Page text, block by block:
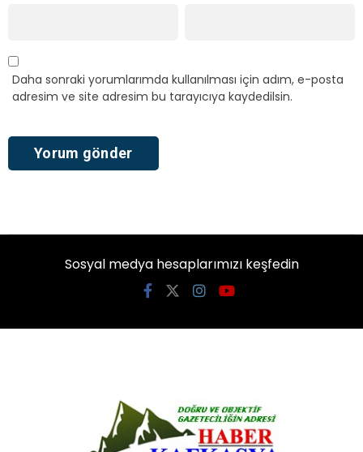
Daha sonraki yorumlarımda kullanılması için adım, e-posta
adresim ve site adresim bu tarayıcıya kaydedilsin.
Sosyal medya hesaplarımızı keşfedin